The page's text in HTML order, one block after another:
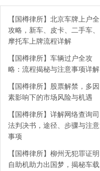
【国樽律所】北京车牌上户全
攻略，新车、皮卡、二手车、
摩托车上牌流程详解
【国樽律所】车辆过户全攻
略：流程揭秘与注意事项详解
【国樽律所】股票解禁，多因
素影响下的市场风险与机遇
【国樽律所】详解网络查询司
法判决书，途径、步骤与注意
事项
【国樽律所】柳州无犯罪证明
自助机助力出国梦，揭秘车载